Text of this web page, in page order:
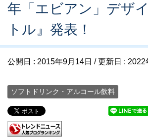
年「エビアン」デザ
トル』発表！
公開日 : 2015年9月14日 / 更新日 : 2022
ソフトドリンク・アルコール飲料